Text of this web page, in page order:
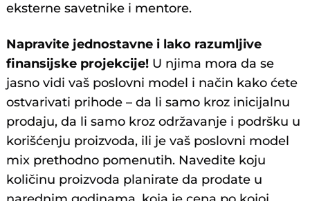
eksterne savetnike i mentore.
Napravite jednostavne i lako razumljive
finansijske projekcije! U njima mora da se
jasno vidi vaš poslovni model i način kako ćete
ostvarivati prihode – da li samo kroz inicijalnu
prodaju, da li samo kroz održavanje i podršku u
korišćenju proizvoda, ili je vaš poslovni model
mix prethodno pomenutih. Navedite koju
količinu proizvoda planirate da prodate u